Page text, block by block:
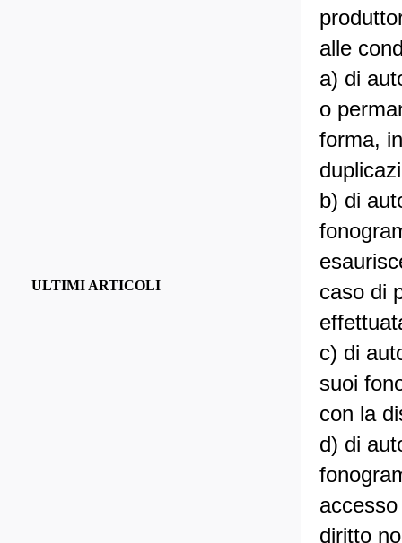
alle
a) di
o
forma,
b) di
caso di
c) di
suoi
con la
d) di
diritto
ULTIMI ARTICOLI